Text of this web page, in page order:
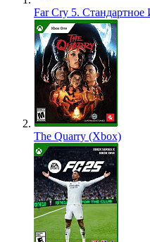
Far Cry 5.
The Quarry (Xbox)